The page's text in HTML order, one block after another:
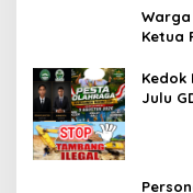
Warga
Ketua
Jalan
Kedok
Julu